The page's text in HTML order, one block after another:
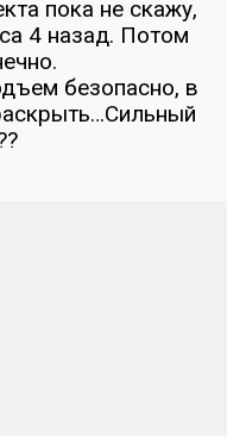
пока не скажу,
4 назад. Потом
безопасно, в